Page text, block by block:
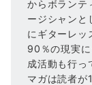
からボランテ
ージシャンと
にギターレッ
90％の現実
成活動も行
マガは読者が